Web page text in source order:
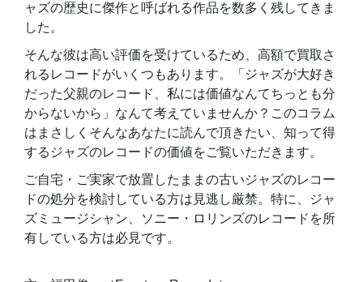
ャズの歴史に傑作と呼ばれる作品を数多く残してきま
した。
そんな彼は高い評価を受けているため、高額で買取さ
れるレコードがいくつもあります。「ジャズが大好き
だった父親のレコード、私には価値なんてちっとも分
からないから」なんて考えていませんか？このコラム
はまさしくそんなあなたに読んで頂きたい、知って得
するジャズのレコードの価値をご覧いただきます。
ご自宅・ご実家で放置したままの古いジャズのレコー
ドの処分を検討している方は見逃し厳禁。特に、ジャ
ズミュージシャン、ソニー・ロリンズのレコードを所
有している方は必見です。